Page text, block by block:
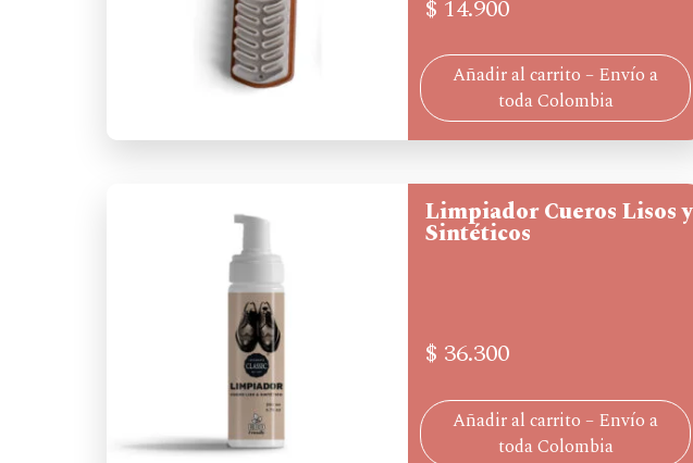
$ 14.900
Añadir al carrito – Envío a
toda Colombia
Limpiador Cueros Lisos y
Sintéticos
$ 36.300
Añadir al carrito – Envío a
toda Colombia